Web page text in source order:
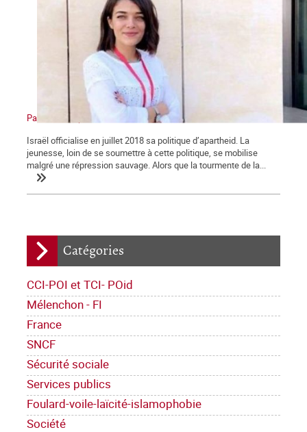
Catégories
CCI-POI et TCI- POid
Mélenchon - FI
France
SNCF
Sécurité sociale
Services publics
Foulard-voile-laïcité-islamophobie
Société
Palestine : l’apartheid sioniste en action
Israël officialise en juillet 2018 sa politique d’apartheid. La
jeunesse, loin de se soumettre à cette politique, se mobilise
malgré une répression sauvage. Alors que la tourmente de la...